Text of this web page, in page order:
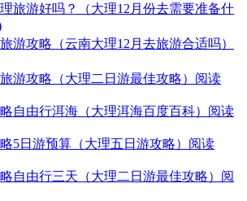
旅游好吗？（大理12月份去需要准备什
游攻略（云南大理12月去旅游合适吗）
游攻略（大理二日游最佳攻略） 阅读
自由行洱海（大理洱海百度百科） 阅读
5日游预算（大理五日游攻略） 阅读
自由行三天（大理二日游最佳攻略） 阅